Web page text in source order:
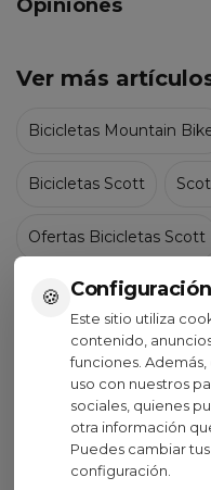
🍪
Este sitio utiliza
contenido,
funciones.
uso con nuestros
sociales, quienes
otra información
Puedes cambiar
configuración.
Opiniones
Ver más
Bicicletas Mountain
Bicicletas Scott
Ofertas Bicicletas Scott
Mtb Suspensión
Ofertas Bicicletas
Rebajas - Bicicletas
8 otros